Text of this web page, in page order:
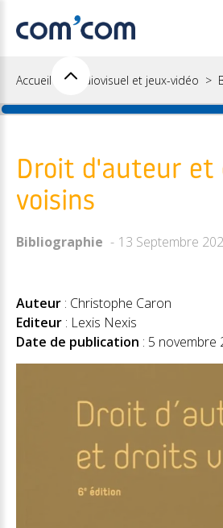
Accueil Audiovisuel et jeux-vidéo
Droit d'auteur et
voisins
Bibliographie 13 Septembre
Auteur : Christophe Caron
Editeur : Lexis Nexis
Date de publication : 5 novembre